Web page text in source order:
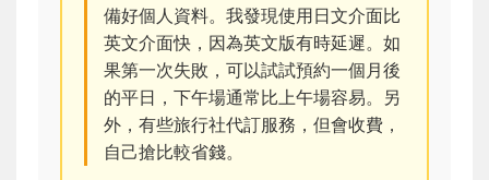
備好個人資料。我發現使用日文介面比
英文介面快，因為英文版有時延遲。如
果第一次失敗，可以試試預約一個月後
的平日，下午場通常比上午場容易。另
外，有些旅行社代訂服務，但會收費，
自己搶比較省錢。